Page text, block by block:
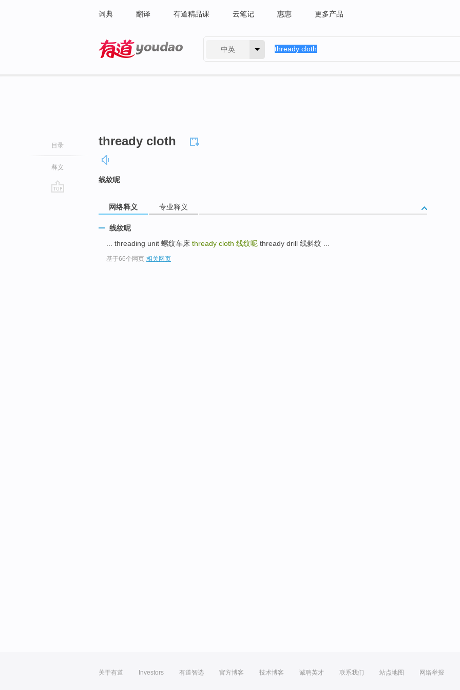
词典 翻译 有道精品课 云笔记 惠惠 更多产品
中英
目录
释义
thready cloth
线纹呢
网络释义 专业释义
线纹呢
... threading unit 螺纹车床 thready cloth 线纹呢 thready drill 线斜纹 ...
基于66个网页-相关网页
关于有道 Investors 有道智选 官方博客 技术博客 诚聘英才 联系我们 站点地图 网络举报